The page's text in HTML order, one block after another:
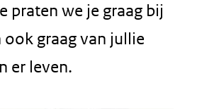
praten we je graag bij
ook graag van jullie
er leven.